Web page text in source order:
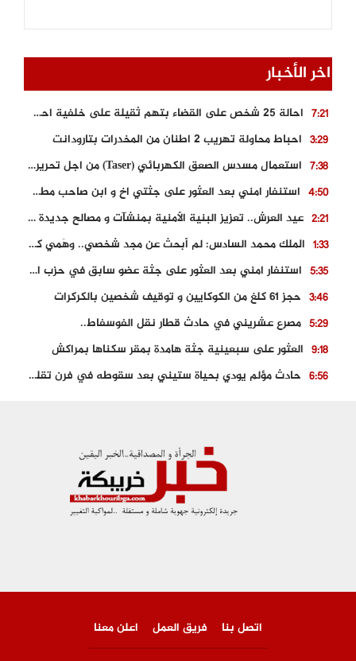
اخر الأخبار
7:21
احالة 25 شخص على القضاء بتهم ثقيلة على خلفية احداث المناطق الشمالية
3:29 احباط محاولة تهريب 2 اطنان من المخدرات بتارودانت
7:38
استعمال مسدس الصعق الكهربائي (Taser) من اجل تحرير شابة محتجزة
4:50
استنفار امني بعد العثور على جثتي اخ و ابن صاحب مطعم اسماك مشهور بطنجة
2:21
عيد العرش.. تعزيز البنية الأمنية بمنشآت و مصالح جديدة بكل من الحسيمة – فاس و الناظور
1:33
الملك محمد السادس: لم أبحث عن مجد شخصي.. وهَمي كرامة المغاربة
5:35
استنفار امني بعد العثور على جثة عضو سابق في حزب المصباح بالقنيطرة..
3:46 حجز 61 كلغ من الكوكايين و توقيف شخصين بالكركرات
5:29 مصرع عشريني في حادث قطار نقل الفوسفاط..
9:18 العثور على سبعينية جثة هامدة بمقر سكناها بمراكش
6:56
حادث مؤلم يودي بحياة ستيني بعد سقوطه في فرن تقليدي “للجير”
اتصل بنا فريق العمل اعلن معنا